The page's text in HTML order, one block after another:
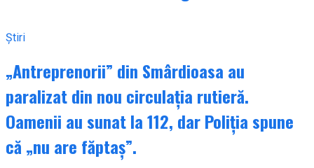
Știri
„Antreprenorii” din Smârdioasa au
paralizat din nou circulația rutieră.
Oamenii au sunat la 112, dar Poliția spune
că „nu are făptaș”.